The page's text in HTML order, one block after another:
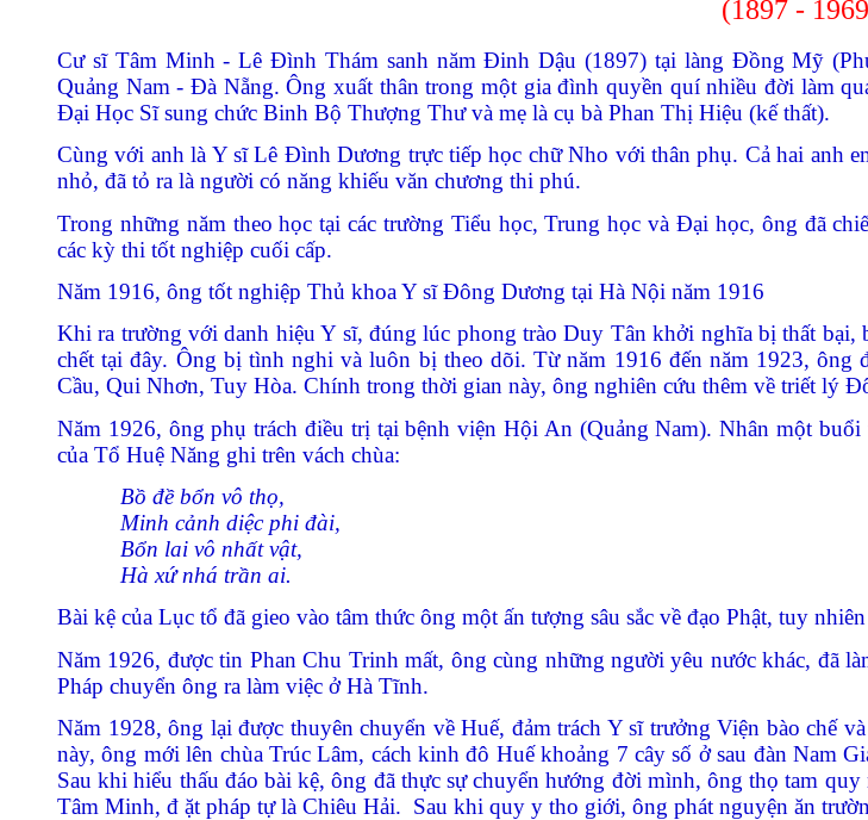
(1897 -
Cư sĩ Tâm Minh - Lê Đình Thám sanh năm Đinh Dậu (1897) tại làng Đồng Mỹ
Quảng Nam - Đà Nẵng. Ông xuất thân trong một gia đình quyền quí nhiều đời làm
Đại Học Sĩ sung chức Binh Bộ Thượng Thư và mẹ là cụ bà Phan Thị Hiệu (kế thất).
Cùng với anh là Y sĩ Lê Đình Dương trực tiếp học chữ Nho với thân phụ. Cả hai anh
nhỏ, đã tỏ ra là người có năng khiếu văn chương thi phú.
Trong những năm theo học tại các trường Tiểu học, Trung học và Đại học, ông đã
các kỳ thi tốt nghiệp cuối cấp.
Năm 1916, ông tốt nghiệp Thủ khoa Y sĩ Đông Dương tại Hà Nội năm 1916
Khi ra trường với danh hiệu Y sĩ, đúng lúc phong trào Duy Tân khởi nghĩa bị thất
chết tại đây. Ông bị tình nghi và luôn bị theo dõi. Từ năm 1916 đến năm 1923,
Cầu, Qui Nhơn, Tuy Hòa. Chính trong thời gian này, ông nghiên cứu thêm về triết lý
Năm 1926, ông phụ trách điều trị tại bệnh viện Hội An (Quảng Nam). Nhân một
của Tổ Huệ Năng ghi trên vách chùa:
Bồ đề bổn vô thọ,
Minh cảnh diệc phi đài,
Bổn lai vô nhất vật,
Hà xứ nhá trần ai.
Bài kệ của Lục tổ đã gieo vào tâm thức ông một ấn tượng sâu sắc về đạo Phật, tuy
Năm 1926, được tin Phan Chu Trinh mất, ông cùng những người yêu nước khác, đã
Pháp chuyển ông ra làm việc ở Hà Tĩnh.
Năm 1928, ông lại được thuyên chuyển về Huế, đảm trách Y sĩ trưởng Viện bào chế
này, ông mới lên chùa Trúc Lâm, cách kinh đô Huế khoảng 7 cây số ở sau đàn Nam
Sau khi hiểu thấu đáo bài kệ, ông đã thực sự chuyển hướng đời mình, ông thọ tam
Tâm Minh, đ ặt pháp tự là Chiêu Hải. Sau khi quy y tho giới, ông phát nguyện ăn